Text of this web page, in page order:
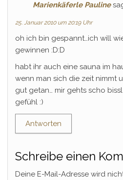
Marienkäferle Pauline
25. Januar 2010 um 20:19 Uhr
oh ich bin gespannt…ich will
gewinnen :D:D
habt ihr auch eine sauna im
wenn man sich die zeit nimmt
gut getan… mir gehts scho
gefühl :)
Antworten
Schreibe einen
Deine E-Mail-Adresse wird